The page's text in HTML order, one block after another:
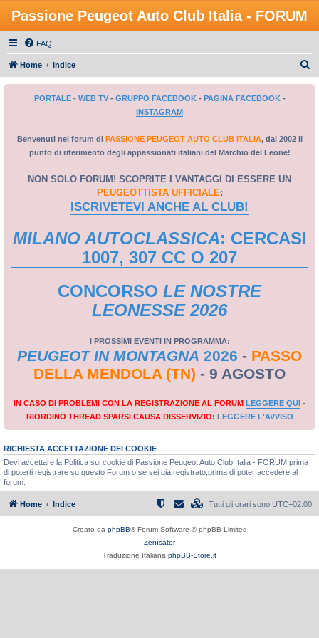
Passione Peugeot Auto Club Italia - FORUM
FAQ
Home Indice
PORTALE- WEB TV- GRUPPO FACEBOOK- PAGINA FACEBOOK-
INSTAGRAM
Benvenuti nel forum di PASSIONE PEUGEOT AUTO CLUB ITALIA, dal 2002 il
punto di riferimento degli appassionati italiani del Marchio del Leone!
NON SOLO FORUM! SCOPRITE I VANTAGGI DI ESSERE UN
PEUGEOTTISTA UFFICIALE:
ISCRIVETEVI ANCHE AL CLUB!
MILANO AUTOCLASSICA: CERCASI
1007, 307 CC O 207
CONCORSO LE NOSTRE
LEONESSE 2026
I PROSSIMI EVENTI IN PROGRAMMA:
PEUGEOT IN MONTAGNA 2026 - PASSO
DELLA MENDOLA (TN) - 9 AGOSTO
IN CASO DI PROBLEMI CON LA REGISTRAZIONE AL FORUM LEGGERE QUI -
RIORDINO THREAD SPARSI CAUSA DISSERVIZIO: LEGGERE L'AVVISO
RICHIESTA ACCETTAZIONE DEI COOKIE
Devi accettare la Politica sui cookie di Passione Peugeot Auto Club Italia - FORUM prima
di poterti registrare su questo Forum o,se sei già registrato,prima di poter accedere al
forum.
Home Indice Tutti gli orari sono UTC+02:00
Creato da phpBB® Forum Software © phpBB Limited
Zenìsator
Traduzione Italiana phpBB-Store.it